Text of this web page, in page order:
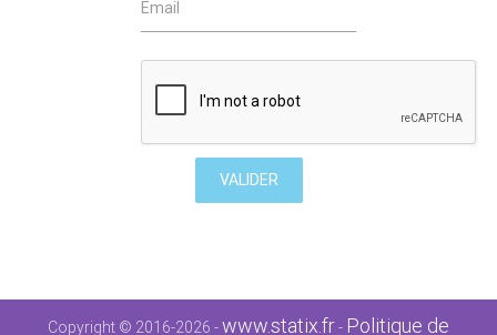
Copyright © 2016-2026 -www.statix.fr- Politique de